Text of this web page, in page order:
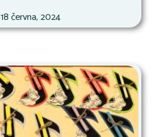
18 června, 2024